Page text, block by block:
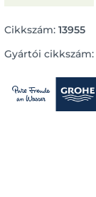
Cikkszám: 13955
Gyártói cikkszám: